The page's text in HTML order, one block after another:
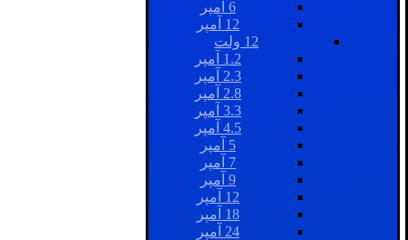
6 آمپر
12 آمپر
12 ولت
1.2 آمپر
2.3 آمپر
2.8 آمپر
3.3 آمپر
4.5 آمپر
5 آمپر
7 آمپر
9 آمپر
12 آمپر
18 آمپر
24 آمپر